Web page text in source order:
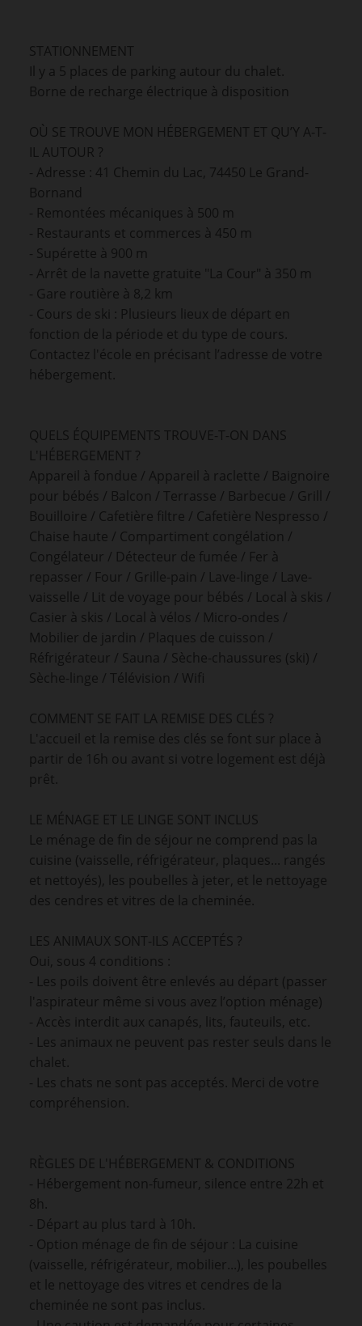
STATIONNEMENT
Il y a 5 places de parking autour du chalet.
Borne de recharge électrique à disposition
OÙ SE TROUVE MON HÉBERGEMENT ET QU’Y A-T-
IL AUTOUR ?
- Adresse : 41 Chemin du Lac, 74450 Le Grand-
Bornand
- Remontées mécaniques à 500 m
- Restaurants et commerces à 450 m
- Supérette à 900 m
- Arrêt de la navette gratuite "La Cour" à 350 m
- Gare routière à 8,2 km
- Cours de ski : Plusieurs lieux de départ en
fonction de la période et du type de cours.
Contactez l'école en précisant l’adresse de votre
hébergement.
QUELS ÉQUIPEMENTS TROUVE-T-ON DANS
L'HÉBERGEMENT ?
Appareil à fondue / Appareil à raclette / Baignoire
pour bébés / Balcon / Terrasse / Barbecue / Grill /
Bouilloire / Cafetière filtre / Cafetière Nespresso /
Chaise haute / Compartiment congélation /
Congélateur / Détecteur de fumée / Fer à
repasser / Four / Grille-pain / Lave-linge / Lave-
vaisselle / Lit de voyage pour bébés / Local à skis /
Casier à skis / Local à vélos / Micro-ondes /
Mobilier de jardin / Plaques de cuisson /
Réfrigérateur / Sauna / Sèche-chaussures (ski) /
Sèche-linge / Télévision / Wifi
COMMENT SE FAIT LA REMISE DES CLÉS ?
L'accueil et la remise des clés se font sur place à
partir de 16h ou avant si votre logement est déjà
prêt.
LE MÉNAGE ET LE LINGE SONT INCLUS
Le ménage de fin de séjour ne comprend pas la
cuisine (vaisselle, réfrigérateur, plaques... rangés
et nettoyés), les poubelles à jeter, et le nettoyage
des cendres et vitres de la cheminée.
LES ANIMAUX SONT-ILS ACCEPTÉS ?
Oui, sous 4 conditions :
- Les poils doivent être enlevés au départ (passer
l'aspirateur même si vous avez l’option ménage)
- Accès interdit aux canapés, lits, fauteuils, etc.
- Les animaux ne peuvent pas rester seuls dans le
chalet.
- Les chats ne sont pas acceptés. Merci de votre
compréhension.
RÈGLES DE L'HÉBERGEMENT & CONDITIONS
- Hébergement non-fumeur, silence entre 22h et
8h.
- Départ au plus tard à 10h.
- Option ménage de fin de séjour : La cuisine
(vaisselle, réfrigérateur, mobilier...), les poubelles
et le nettoyage des vitres et cendres de la
cheminée ne sont pas inclus.